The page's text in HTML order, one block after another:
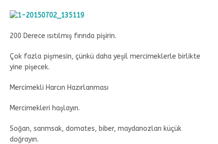
200 Derece ısıtılmış fırında pişirin.
Çok fazla pişmesin, çünkü daha yeşil mercimeklerle birlikte
yine pişecek.
Mercimekli Harcın Hazırlanması
Mercimekleri haşlayın.
Soğan, sarımsak, domates, biber, maydanozları küçük
doğrayın.